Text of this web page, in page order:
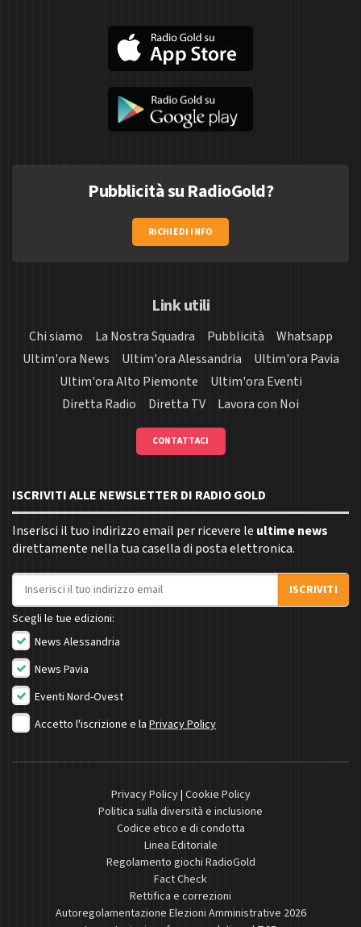
Pubblicità su RadioGold?
RICHIEDI INFO
Link utili
Chi siamo La Nostra Squadra Pubblicità
Whatsapp
Ultim'ora News
Ultim'ora Alessandria
Ultim'ora Pavia
Ultim'ora Alto Piemonte
Ultim'ora Eventi
Diretta Radio
Diretta TV Lavora con Noi
CONTATTACI
ISCRIVITI ALLE NEWSLETTER DI RADIO GOLD
Inserisci il tuo indirizzo email per ricevere le ultime news
direttamente nella tua casella di posta elettronica.
Indirizzo email
ISCRIVITI
Scegli le tue edizioni:
News Alessandria
News Pavia
Eventi Nord-Ovest
Accetto l'iscrizione e la Privacy Policy
Privacy Policy| Cookie Policy
Politica sulla diversità e inclusione
Codice etico e di condotta
Linea Editoriale
Regolamento giochi RadioGold
Fact Check
Rettifica e correzioni
Autoregolamentazione Elezioni Amministrative 2026